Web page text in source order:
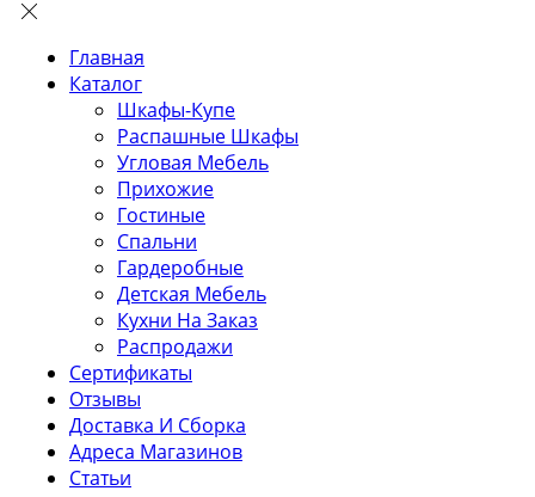
Главная
Каталог
Шкафы-Купе
Распашные Шкафы
Угловая Мебель
Прихожие
Гостиные
Спальни
Гардеробные
Детская Мебель
Кухни На Заказ
Распродажи
Сертификаты
Отзывы
Доставка И Сборка
Адреса Магазинов
Статьи